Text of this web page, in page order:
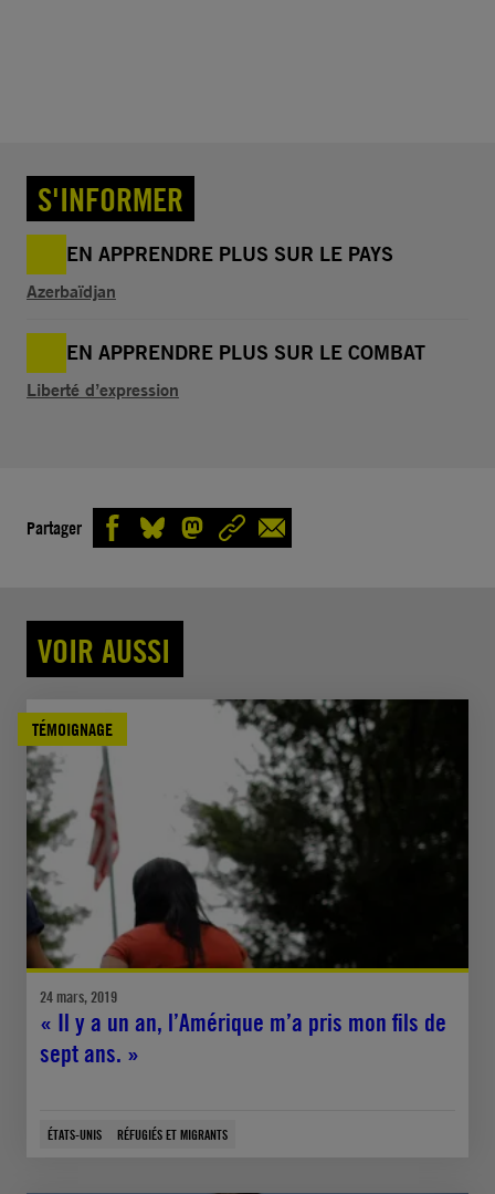
S'INFORMER
EN APPRENDRE PLUS SUR LE PAYS
Azerbaïdjan
EN APPRENDRE PLUS SUR LE COMBAT
Liberté d’expression
Partager
VOIR AUSSI
TÉMOIGNAGE
24 mars, 2019
« Il y a un an, l’Amérique m’a pris mon fils de
sept ans. »
ÉTATS-UNIS RÉFUGIÉS ET MIGRANTS